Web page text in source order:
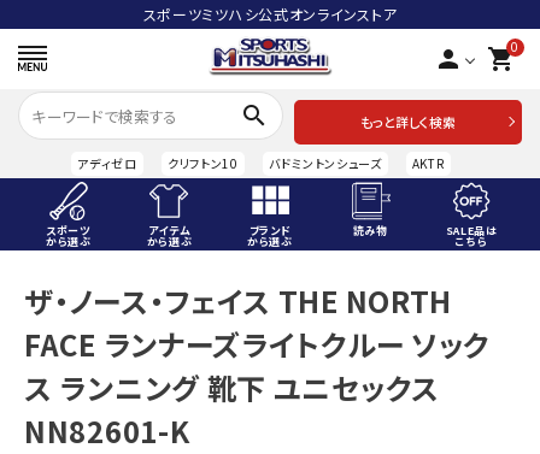
スポーツミツハシ公式オンラインストア
person 0
shopping_cart
search
もっと詳しく検索
アディゼロ クリフトン10 バドミントンシューズ AKTR
スポーツ
から選ぶ
アイテム
から選ぶ
ブランド
から選ぶ
読み物 SALE品は
こちら
ACCOUNT MENU
ようこそ ゲスト 様
meeting_room ログイン person 会員登録
スポーツから選ぶ
ザ・ノース・フェイス THE NORTH
FACE ランナーズライトクルー ソック
ス ランニング 靴下 ユニセックス
NN82601-K